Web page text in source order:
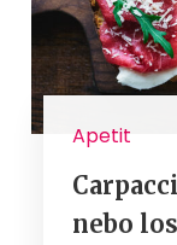
Apetit
nebo